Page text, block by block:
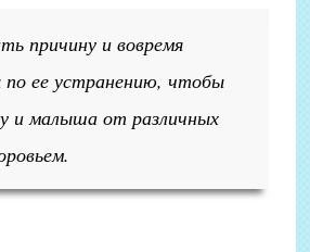
причину и вовремя
ее устранению, чтобы
и малыша от различных